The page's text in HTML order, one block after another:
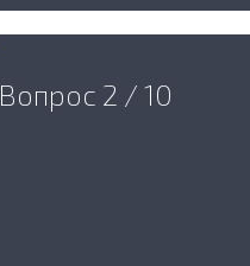
Вопрос 2 / 10